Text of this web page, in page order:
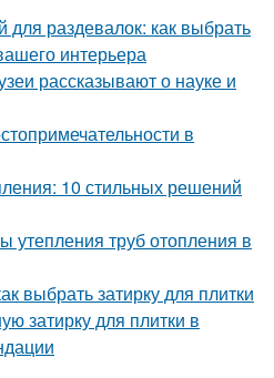
раздевалок: как выбрать
интерьера
рассказывают о науке и
в
10 стильных решений
труб отопления в
выбрать затирку для плитки
затирку для плитки в